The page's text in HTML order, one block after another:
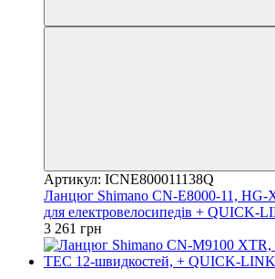
Артикул: ICNE800011138Q
Ланцюг Shimano CN-E8000-11, HG-
для електровелосипедів + QUICK-
3 261 грн